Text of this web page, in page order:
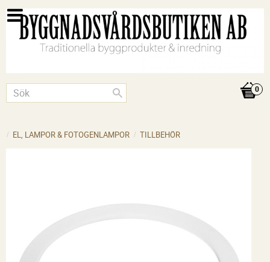
EL, LAMPOR & FOTOGENLAMPOR TILLBEHÖR